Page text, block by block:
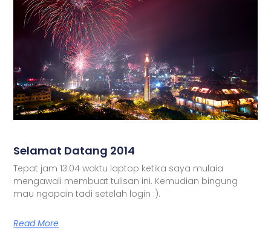
Selamat Datang 2014
Tepat jam 13:04 waktu laptop ketika saya mulaia
mengawali membuat tulisan ini. Kemudian bingung
mau ngapain tadi setelah login :).
Read More